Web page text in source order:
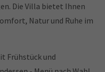
Die Villa bietet Ihnen
Natur und Ruhe im
Frühstück und